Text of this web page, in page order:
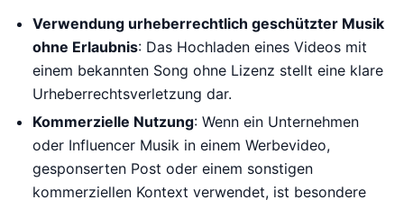
Verwendung urheberrechtlich geschützter Musik
ohne Erlaubnis: Das Hochladen eines Videos mit
einem bekannten Song ohne Lizenz stellt eine klare
Urheberrechtsverletzung dar.
Kommerzielle Nutzung: Wenn ein Unternehmen
oder Influencer Musik in einem Werbevideo,
gesponserten Post oder einem sonstigen
kommerziellen Kontext verwendet, ist besondere